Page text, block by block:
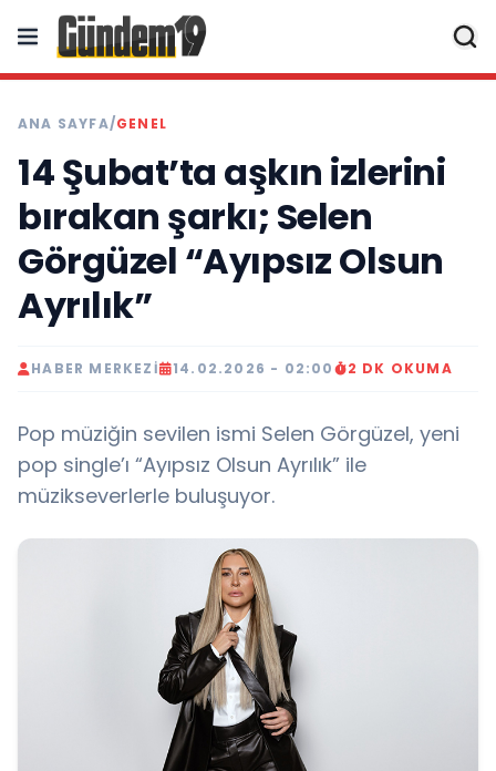
ANA SAYFA/GENEL
14 Şubat’ta aşkın izlerini
bırakan şarkı; Selen
Görgüzel “Ayıpsız Olsun
Ayrılık”
HABER MERKEZI 14.02.2026 - 02:00 2 DK OKUMA
Pop müziğin sevilen ismi Selen Görgüzel, yeni
pop single’ı “Ayıpsız Olsun Ayrılık” ile
müzikseverlerle buluşuyor.